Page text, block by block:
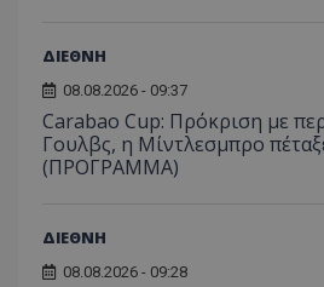
ΔΙΕΘΝΗ
08.08.2026 - 09:37
Carabao Cup: Πρόκριση με
Γουλβς, η Μίντλεσμπρο
(ΠΡΟΓΡΑΜΜΑ)
ΔΙΕΘΝΗ
08.08.2026 - 09:28